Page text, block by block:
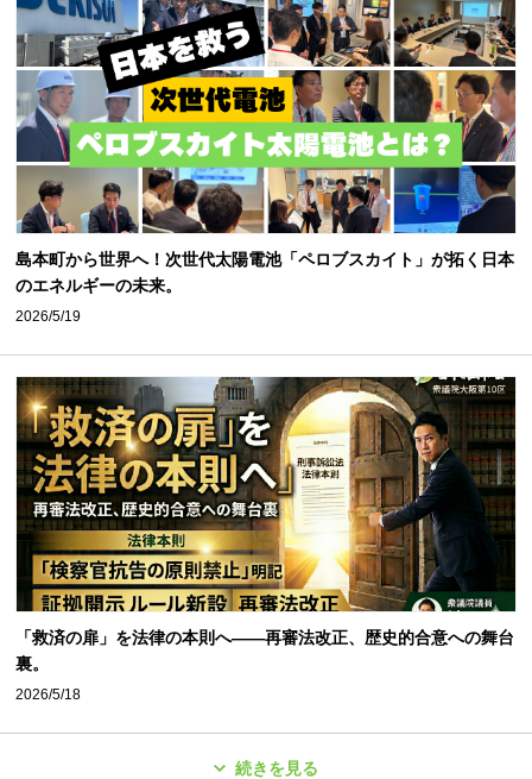
島本町から世界へ！次世代太陽電池「ペロブスカイト」が拓く日本
のエネルギーの未来。
2026/5/19
「救済の扉」を法律の本則へ——再審法改正、歴史的合意への舞台
裏。
2026/5/18
続きを見る